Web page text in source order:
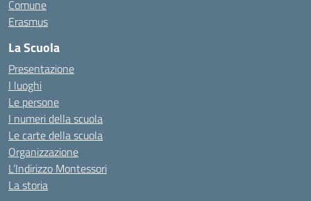
Comune
Erasmus
La Scuola
Presentazione
I luoghi
Le persone
I numeri della scuola
Le carte della scuola
Organizzazione
L’Indirizzo Montessori
La storia